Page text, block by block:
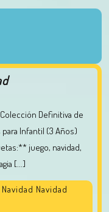
Infantil (3 Años)
juego, navidad,
[...]
Navidad